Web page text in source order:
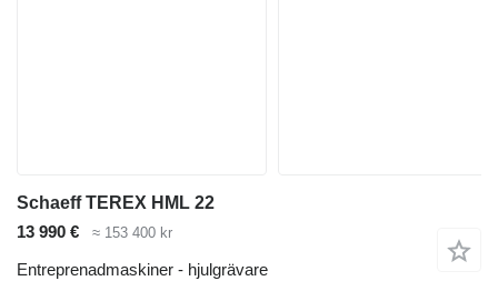
Schaeff TEREX HML 22
13 990 €
≈ 153 400 kr
Entreprenadmaskiner - hjulgrävare